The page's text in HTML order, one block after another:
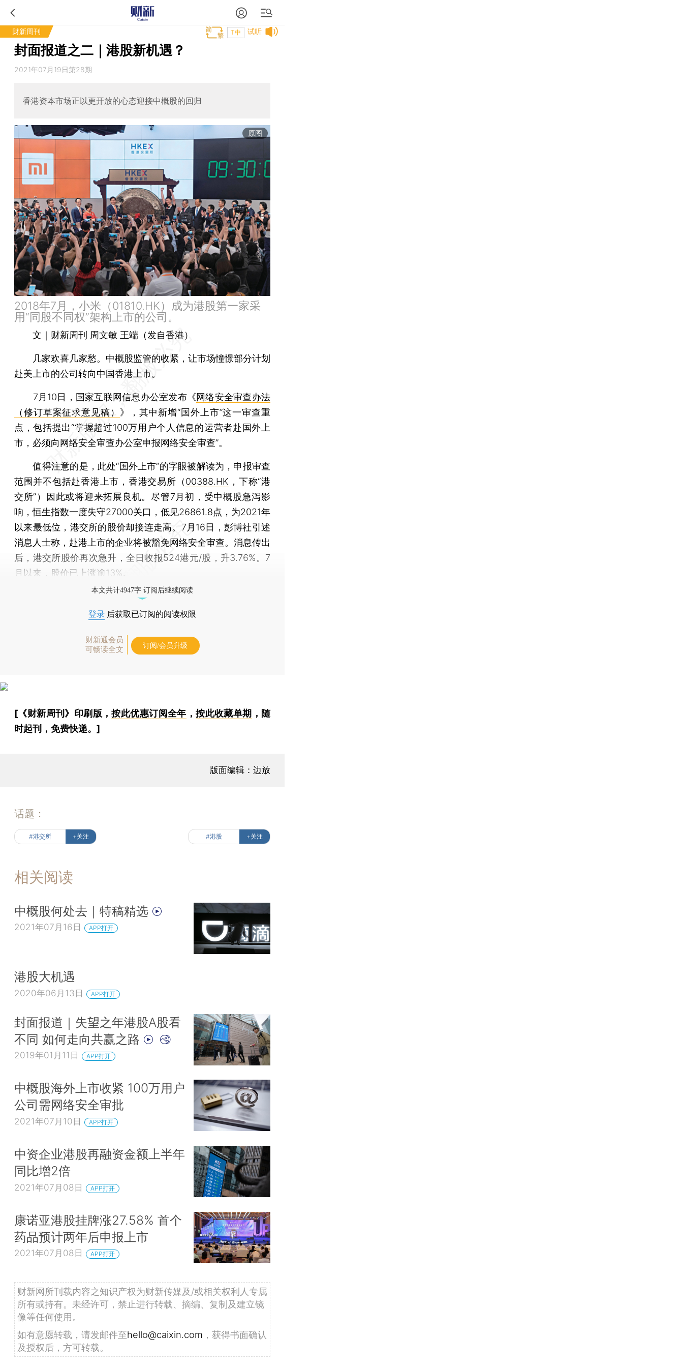
财新周刊 试听
T中
封面报道之二｜港股新机遇？
2021年07月19日第28期
香港资本市场正以更开放的心态迎接中概股的回归
原图
2018年7月，小米（01810.HK）成为港股第一家采
用“同股不同权”架构上市的公司。
文｜财新周刊 周文敏 王端（发自香港）
几家欢喜几家愁。中概股监管的收紧，让市场憧憬部分计划
赴美上市的公司转向中国香港上市。
7月10日，国家互联网信息办公室发布《网络安全审查办法
（修订草案征求意见稿） 》，其中新增“国外上市”这一审查重
点，包括提出“掌握超过100万用户个人信息的运营者赴国外上
市，必须向网络安全审查办公室申报网络安全审查”。
值得注意的是，此处“国外上市”的字眼被解读为，申报审查
范围并不包括赴香港上市，香港交易所（00388.HK ，下称“港
交所”）因此或将迎来拓展良机。尽管7月初，受中概股急泻影
响，恒生指数一度失守27000关口，低见26861.8点，为2021年
以来最低位，港交所的股价却接连走高。7月16日，彭博社引述
消息人士称，赴港上市的企业将被豁免网络安全审查。消息传出
后，港交所股价再次急升，全日收报524港元/股，升3.76%。7
月以来，股价已上涨逾13%。
本文共计4947字 订阅后继续阅读
登录 后获取已订阅的阅读权限
财新通会员
可畅读全文
订阅/会员升级
[《财新周刊》印刷版，按此优惠订阅全年 ，按此收藏单期 ，随
时起刊，免费快递。]
版面编辑：边放
话题：
#港交所 +关注 #港股 +关注
相关阅读
中概股何处去｜特稿精选
2021年07月16日 APP打开
港股大机遇
2020年06月13日 APP打开
封面报道｜失望之年港股A股看
不同 如何走向共赢之路
2019年01月11日 APP打开
中概股海外上市收紧 100万用户
公司需网络安全审批
2021年07月10日 APP打开
中资企业港股再融资金额上半年
同比增2倍
2021年07月08日 APP打开
康诺亚港股挂牌涨27.58% 首个
药品预计两年后申报上市
2021年07月08日 APP打开
财新网所刊载内容之知识产权为财新传媒及/或相关权利人专属
所有或持有。未经许可，禁止进行转载、摘编、复制及建立镜
像等任何使用。
如有意愿转载，请发邮件至hello@caixin.com ，获得书面确认
及授权后，方可转载。